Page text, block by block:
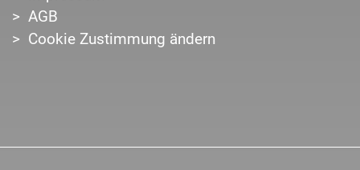
AGB
Cookie Zustimmung ändern